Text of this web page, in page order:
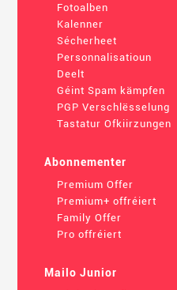
Fotoalben
Kalenner
Sécherheet
Personnalisatioun
Deelt
Géint Spam kämpfen
PGP Verschlësselung
Tastatur Ofkiirzungen
Abonnementer
Premium Offer
Premium+ offréiert
Family Offer
Pro offréiert
Mailo Junior